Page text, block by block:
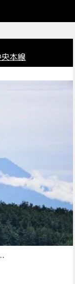
本線